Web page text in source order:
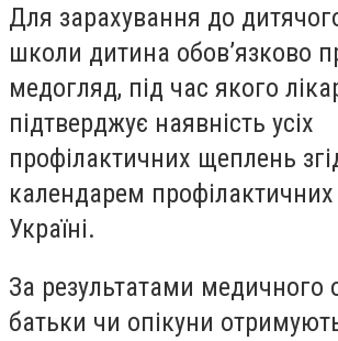
Для зарахування до
школи дитина обов’язково
медогляд, під час якого
підтверджує наявність усіх
профілактичних щеплень
календарем
Україні.
За результатами медичного
батьки чи опікуни